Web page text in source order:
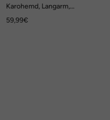
Karohemd, Langarm,
Fit, bis 8 XL
59,99€